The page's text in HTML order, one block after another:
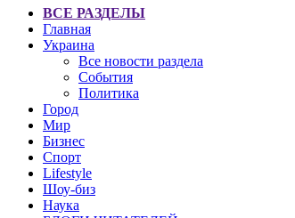
ВСЕ РАЗДЕЛЫ
Главная
Украина
Все новости раздела
События
Политика
Город
Мир
Бизнес
Спорт
Lifestyle
Шоу-биз
Наука